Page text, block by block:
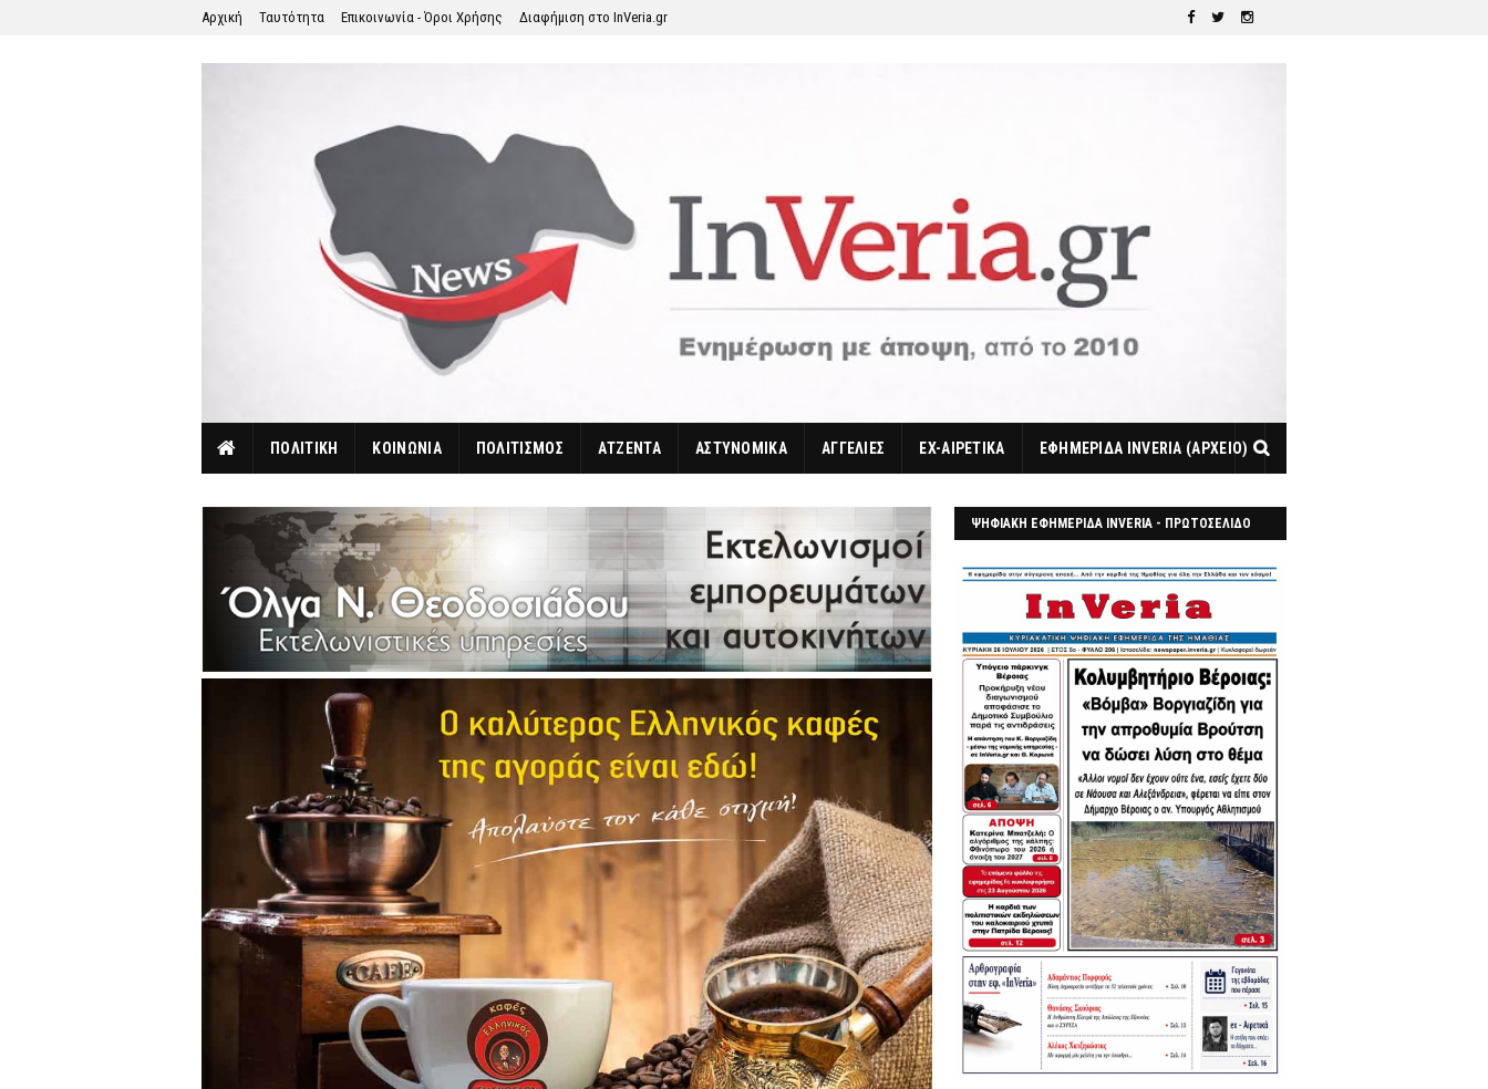
Αρχική Ταυτότητα Επικοινωνία - Όροι Χρήσης Διαφήμιση στο InVeria.gr
ΠΟΛΙΤΙΚΗ ΚΟΙΝΩΝΙΑ ΠΟΛΙΤΙΣΜΟΣ ΑΤΖΕΝΤΑ ΑΣΤΥΝΟΜΙΚΑ ΑΓΓΕΛΙΕΣ EX-ΑΙΡΕΤΙΚΑ ΕΦΗΜΕΡΙΔΑ INVERIA (ΑΡΧΕΙΟ)
ΨΗΦΙΑΚΗ ΕΦΗΜΕΡΙΔΑ INVERIA - ΠΡΩΤΟΣΕΛΙΔΟ